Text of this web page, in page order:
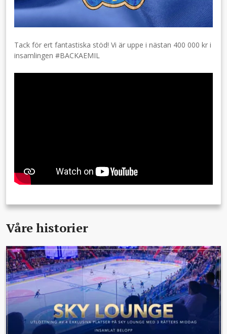
Tack för ert fantastiska stöd! Vi är uppe i nästan 400 000 kr i
insamlingen #BACKAEMIL
Våre historier